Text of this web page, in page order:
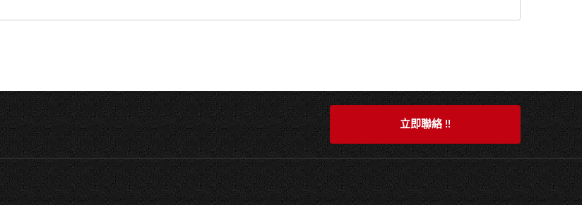
立即聯絡 !!